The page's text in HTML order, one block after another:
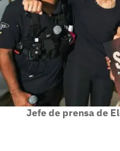
Jefe de prensa de